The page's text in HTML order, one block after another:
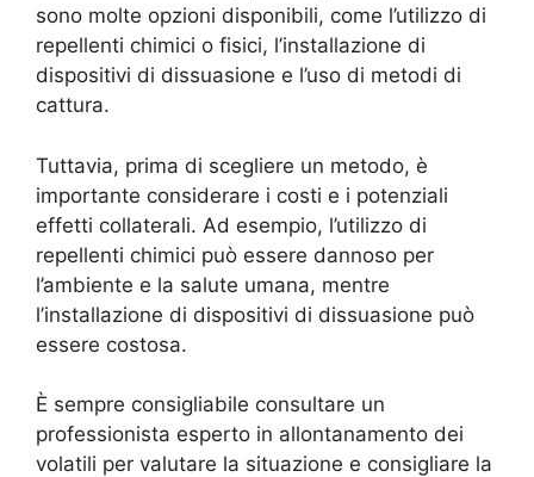
sono molte opzioni disponibili, come l’utilizzo di
repellenti chimici o fisici, l’installazione di
dispositivi di dissuasione e l’uso di metodi di
cattura.
Tuttavia, prima di scegliere un metodo, è
importante considerare i costi e i potenziali
effetti collaterali. Ad esempio, l’utilizzo di
repellenti chimici può essere dannoso per
l’ambiente e la salute umana, mentre
l’installazione di dispositivi di dissuasione può
essere costosa.
È sempre consigliabile consultare un
professionista esperto in allontanamento dei
volatili per valutare la situazione e consigliare la